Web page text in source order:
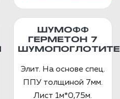
ШУМОФФ
ГЕРМЕТОН 7
Элит. На основе спец.
ППУ толщиной 7мм.
Лист 1м*0,75м.